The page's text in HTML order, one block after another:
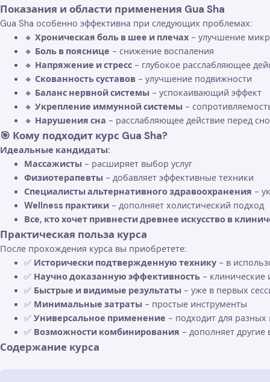
Показания и области применения Gua Sha
Gua Sha особенно эффективна при следующих проблемах:
🔸 Хроническая боль в шее и плечах - улучшение
🔸 Боль в пояснице - снижение воспаления
🔸 Напряжение и стресс - глубокое расслабляющее
🔸 Скованность суставов - улучшение подвижности
🔸 Баланс нервной системы - успокаивающий эффект
🔸 Укрепление иммунной системы -
🔸 Нарушения сна - расслабляющее действие перед
🎯 Кому подходит курс Gua Sha?
Идеальные кандидаты:
Массажисты - расширяет выбор услуг
Физиотерапевты - добавляет эффективные техники
Специалисты альтернативного здравоохранения -
Wellness практики - дополняет холистический подход
Все, кто хочет привнести древнее искусство в
Практическая польза курса
После прохождения курса вы приобретете:
✅ Исторически подтвержденную технику - в
✅ Научно доказанную эффективность - клинические
✅ Быстрые и видимые результаты - уже в первых
✅ Минимальные затраты - простые инструменты
✅ Универсальное применение - подходит для разных
✅ Возможности комбинирования - дополняет другие
Содержание курса